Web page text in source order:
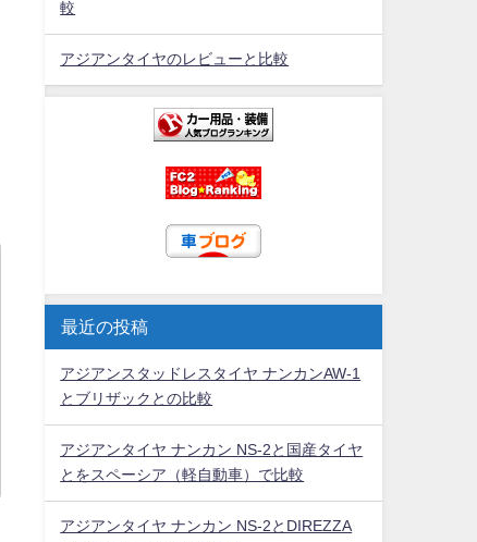
較
アジアンタイヤのレビューと比較
最近の投稿
アジアンスタッドレスタイヤ ナンカンAW-1
とブリザックとの比較
アジアンタイヤ ナンカン NS-2と国産タイヤ
とをスペーシア（軽自動車）で比較
アジアンタイヤ ナンカン NS-2とDIREZZA